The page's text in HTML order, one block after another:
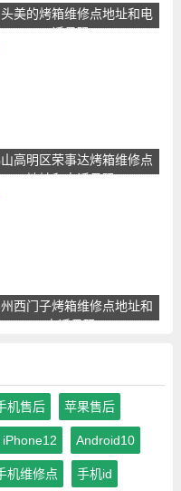
美的烤箱维修点地址和电
话号码
高明区荣事达烤箱维修点
地址和电话号码
西门子烤箱维修点地址和
电话号码
机售后 苹果售后
iPhone12 Android10
机维修点 手机id